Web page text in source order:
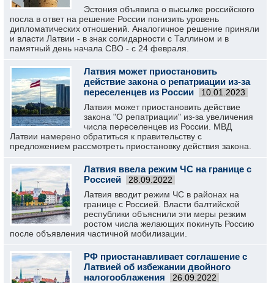
Эстония объявила о высылке российского
посла в ответ на решение России понизить уровень
дипломатических отношений. Аналогичное решение приняли
и власти Латвии - в знак солидарности с Таллином и в
памятный день начала СВО - с 24 февраля.
Латвия может приостановить
действие закона о репатриации из-за
переселенцев из России
10.01.2023
Латвия может приостановить действие
закона "О репатриации" из-за увеличения
числа переселенцев из России. МВД
Латвии намерено обратиться к правительству с
предложением рассмотреть приостановку действия закона.
Латвия ввела режим ЧС на границе с
Россией
28.09.2022
Латвия вводит режим ЧС в районах на
границе с Россией. Власти балтийской
республики объяснили эти меры резким
ростом числа желающих покинуть Россию
после объявления частичной мобилизации.
РФ приостанавливает соглашение с
Латвией об избежании двойного
налогооблажения
26.09.2022